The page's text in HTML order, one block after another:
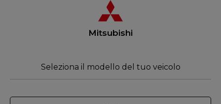
Mitsubishi
Seleziona il modello del tuo veicolo